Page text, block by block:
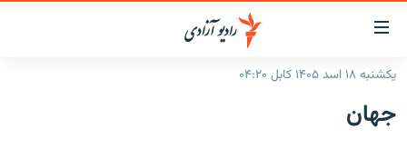
لینک‌های
قابل
دسترسی
بهگزارش‌ها
یکشنبه ۱۸ اسد ۱۴۰۵ کابل ۰۴:۲۰
جهان